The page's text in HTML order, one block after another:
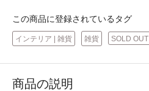
この商品に登録されているタグ
インテリア | 雑貨 雑貨 SOLD OUT
商品の説明